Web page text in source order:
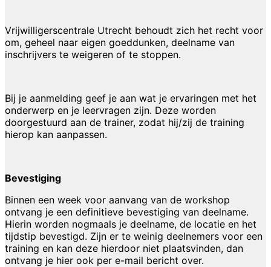
Vrijwilligerscentrale Utrecht behoudt zich het recht voor
om, geheel naar eigen goeddunken, deelname van
inschrijvers te weigeren of te stoppen.
Bij je aanmelding geef je aan wat je ervaringen met het
onderwerp en je leervragen zijn. Deze worden
doorgestuurd aan de trainer, zodat hij/zij de training
hierop kan aanpassen.
Bevestiging
Binnen een week voor aanvang van de workshop
ontvang je een definitieve bevestiging van deelname.
Hierin worden nogmaals je deelname, de locatie en het
tijdstip bevestigd. Zijn er te weinig deelnemers voor een
training en kan deze hierdoor niet plaatsvinden, dan
ontvang je hier ook per e-mail bericht over.